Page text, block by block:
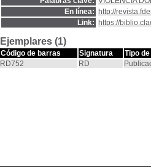
En línea:
http://
Link:
https://
Ejemplares (1)
Código de barras Signatura
Tipo
RD752
RD